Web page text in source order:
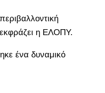
εκφράζει η ΕΛΟΠΥ.
ένα δυναμικό